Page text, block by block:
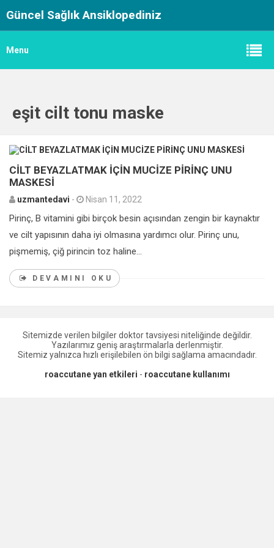
Güncel Sağlık Ansiklopediniz
Menu
eşit cilt tonu maske
CİLT BEYAZLATMAK İÇİN MUCİZE PİRİNÇ UNU
MASKESİ
uzmantedavi - Nisan 11, 2022
Pirinç, B vitamini gibi birçok besin açısından zengin bir kaynaktır
ve cilt yapısının daha iyi olmasına yardımcı olur. Pirinç unu,
pişmemiş, çiğ pirincin toz haline...
DEVAMINI OKU
Sitemizde verilen bilgiler doktor tavsiyesi niteliğinde değildir.
Yazılarımız geniş araştırmalarla derlenmiştir.
Sitemiz yalnızca hızlı erişilebilen ön bilgi sağlama amacındadır.
roaccutane yan etkileri - roaccutane kullanımı